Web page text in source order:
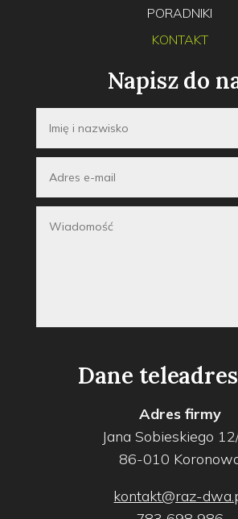
PORADNIKI
KONTAKT
Napisz do
Dane
Adres firmy
Jana Sobieskiego
86-010
kontakt@raz-